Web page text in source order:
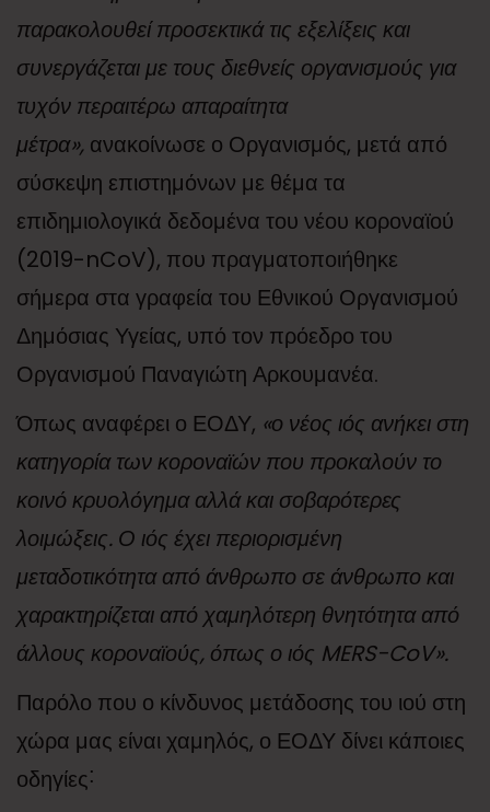
παρακολουθεί προσεκτικά τις εξελίξεις και
συνεργάζεται με τους διεθνείς οργανισμούς για
τυχόν περαιτέρω απαραίτητα
μέτρα», ανακοίνωσε ο Οργανισμός, μετά από
σύσκεψη επιστημόνων με θέμα τα
επιδημιολογικά δεδομένα του νέου κοροναϊού
(2019-nCoV), που πραγματοποιήθηκε
σήμερα στα γραφεία του Εθνικού Οργανισμού
Δημόσιας Υγείας, υπό τον πρόεδρο του
Οργανισμού Παναγιώτη Αρκουμανέα.
Όπως αναφέρει ο ΕΟΔΥ, «ο νέος ιός ανήκει στη
κατηγορία των κοροναϊών που προκαλούν το
κοινό κρυολόγημα αλλά και σοβαρότερες
λοιμώξεις. Ο ιός έχει περιορισμένη
μεταδοτικότητα από άνθρωπο σε άνθρωπο και
χαρακτηρίζεται από χαμηλότερη θνητότητα από
άλλους κοροναϊούς, όπως ο ιός MERS-CoV».
Παρόλο που ο κίνδυνος μετάδοσης του ιού στη
χώρα μας είναι χαμηλός, ο ΕΟΔΥ δίνει κάποιες
οδηγίες˸